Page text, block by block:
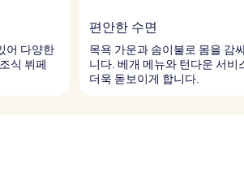
어 다양한
식 뷔페
편안한 수면
목욕 가운과 솜이불로 몸을 감
니다. 베개 메뉴와 턴다운 서비
더욱 돋보이게 합니다.